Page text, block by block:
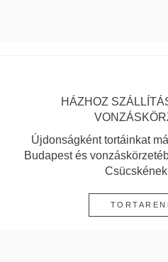
HÁZHOZ
Újdonságként tortáinkat
Budapest és